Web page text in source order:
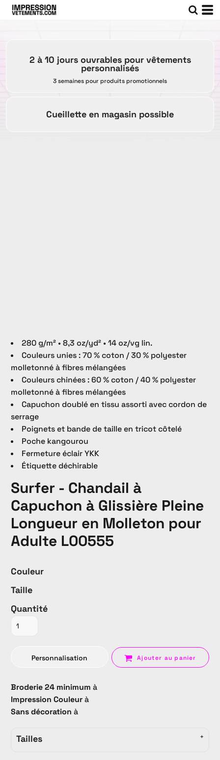
2 à 10 jours ouvrables pour vêtements
personnalisés
3 semaines pour produits promotionnels
Cueillette en magasin possible
280 g/m² • 8,3 oz/yd² • 14 oz/vg lin.
Couleurs unies : 70 % coton / 30 % polyester
molletonné à fibres mélangées
Couleurs chinées : 60 % coton / 40 % polyester
molletonné à fibres mélangées
Capuchon doublé en tissu assorti avec cordon de
serrage
Poignets et bande de taille en tricot côtelé
Poche kangourou
Fermeture éclair YKK
Étiquette déchirable
Surfer - Chandail à
Capuchon à Glissière Pleine
Longueur en Molleton pour
Adulte L00555
Couleur
Taille
Quantité
Personnalisation Ajouter au panier
Broderie 24 minimum à
Impression Couleurà
Sans décoration à
Tailles